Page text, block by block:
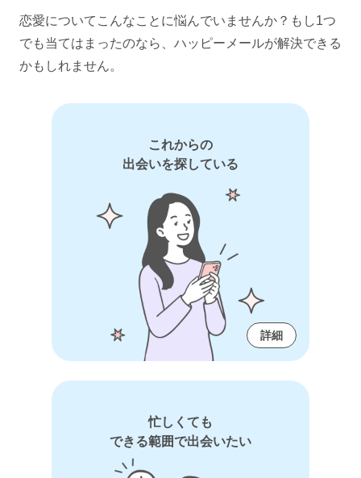
恋愛についてこんなことに悩んでいませんか？ もし1つ
でも当てはまったのなら、ハッピーメールが解決できる
かもしれません。
これからの
出会いを探している
詳細
忙しくても
できる範囲で出会いたい